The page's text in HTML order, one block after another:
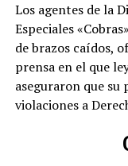
Los agentes de la
Especiales
de brazos caídos,
prensa en el que
aseguraron que
violaciones a